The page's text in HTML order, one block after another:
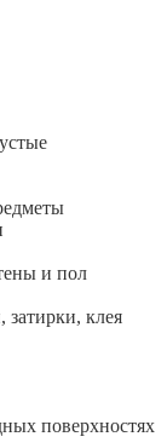
и пол
клея
поверхностях